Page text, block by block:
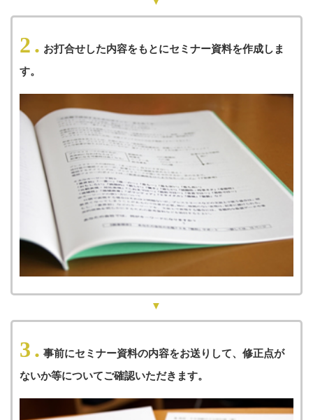
2. お打合せした内容をもとにセミナー資料を作成しま
す。
3. 事前にセミナー資料の内容をお送りして、修正点が
ないか等についてご確認いただきます。